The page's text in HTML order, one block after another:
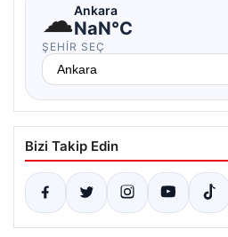
☁Ankara
NaN°C
ŞEHIR SEÇ
Bizi Takip Edin